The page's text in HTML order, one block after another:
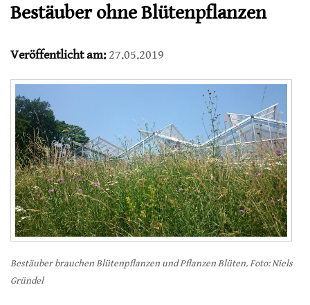
Bestäuber ohne Blütenpflanzen
Veröffentlicht am:27.05.2019
Bestäuber brauchen Blütenpflanzen und Pflanzen Blüten. Foto: Niels
Gründel